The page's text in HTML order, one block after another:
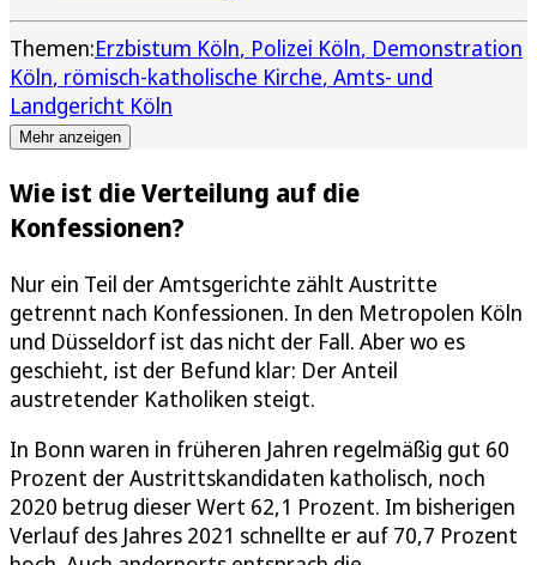
Themen:Erzbistum Köln Polizei Köln Demonstration
Köln römisch-katholische Kirche Amts- und
Landgericht Köln
Mehr anzeigen
Wie ist die Verteilung auf die
Konfessionen?
Nur ein Teil der Amtsgerichte zählt Austritte
getrennt nach Konfessionen. In den Metropolen Köln
und Düsseldorf ist das nicht der Fall. Aber wo es
geschieht, ist der Befund klar: Der Anteil
austretender Katholiken steigt.
In Bonn waren in früheren Jahren regelmäßig gut 60
Prozent der Austrittskandidaten katholisch, noch
2020 betrug dieser Wert 62,1 Prozent. Im bisherigen
Verlauf des Jahres 2021 schnellte er auf 70,7 Prozent